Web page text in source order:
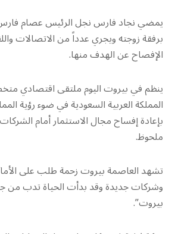
يمضي نجاد فارس نجل الرئيس عصام
برفقة زوجته ويجري عدداً من الاتصالات
الإفصاح عن الهدف منها.
ينظم في بيروت اليوم ملتقى اقتصادي
بإعادة إفساح مجال الاستثمار أمام الشركات
ملحوظ.
تشهد العاصمة بيروت زحمة طلب على
وشركات جديدة وقد بدأت الحياة تدب من
بيروت”.